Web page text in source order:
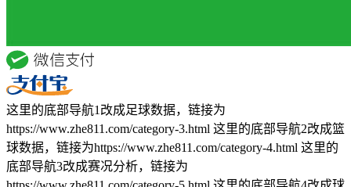
这里的底部导航1改成足球数据，链接为
https://www.zhe811.com/category-3.html 这里的底部导航2改成篮
球数据，链接为https://www.zhe811.com/category-4.html 这里的
底部导航3改成赛况分析，链接为